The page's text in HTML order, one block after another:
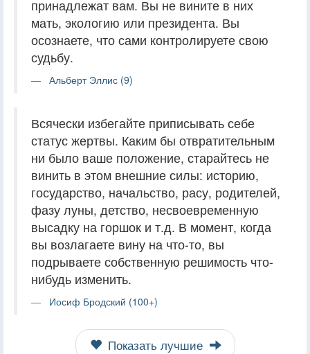
принадлежат вам. Вы не вините в них
мать, экологию или президента. Вы
осознаете, что сами контролируете свою
судьбу.
Альберт Эллис (9)
Всячески избегайте приписывать себе
статус жертвы. Каким бы отвратительным
ни было ваше положение, старайтесь не
винить в этом внешние силы: историю,
государство, начальство, расу, родителей,
фазу луны, детство, несвоевременную
высадку на горшок и т.д. В момент, когда
вы возлагаете вину на что-то, вы
подрываете собственную решимость что-
нибудь изменить.
Иосиф Бродский (100+)
Показать лучшие